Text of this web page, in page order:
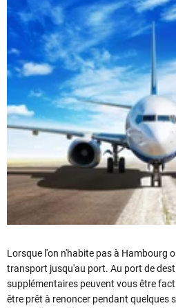
Lorsque l'on n'habite pas à Hambourg
transport jusqu'au port. Au port de
supplémentaires peuvent vous être
être prêt à renoncer pendant quelques